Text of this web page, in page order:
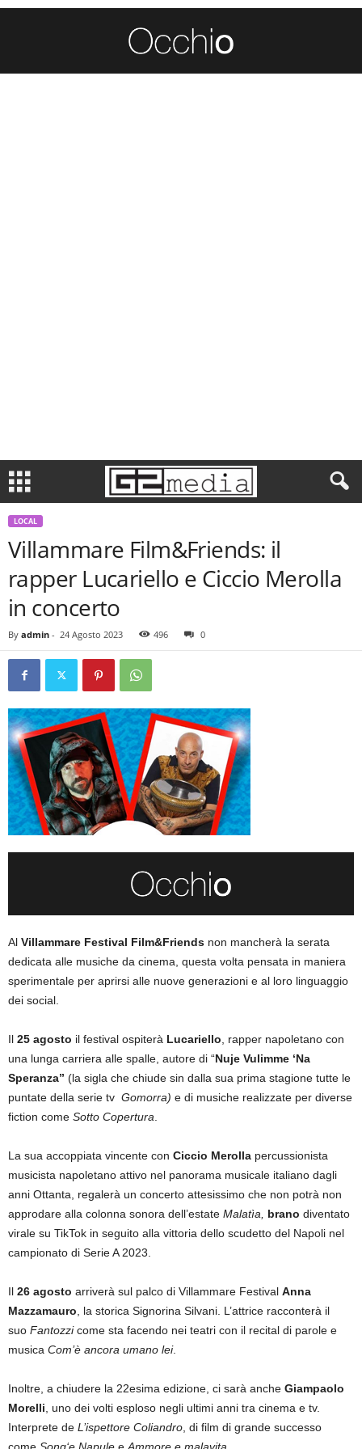
LOCAL
Villammare Film&Friends: il
rapper Lucariello e Ciccio Merolla
in concerto
By admin - 24 Agosto 2023 496 0
Al Villammare Festival Film&Friends non mancherà la serata
dedicata alle musiche da cinema, questa volta pensata in maniera
sperimentale per aprirsi alle nuove generazioni e al loro linguaggio
dei social.
Il 25 agosto il festival ospiterà Lucariello , rapper napoletano con
una lunga carriera alle spalle, autore di “Nuje Vulimme ‘Na
Speranza” (la sigla che chiude sin dalla sua prima stagione tutte le
puntate della serie tv Gomorra) e di musiche realizzate per diverse
fiction come Sotto Copertura
La sua accoppiata vincente con Ciccio Merolla percussionista
musicista napoletano attivo nel panorama musicale italiano dagli
anni Ottanta, regalerà un concerto attesissimo che non potrà non
approdare alla colonna sonora dell’estate Malatìa, brano diventato
virale su TikTok in seguito alla vittoria dello scudetto del Napoli nel
campionato di Serie A 2023.
Il 26 agosto arriverà sul palco di Villammare Festival Anna
Mazzamauro , la storica Signorina Silvani. L’attrice racconterà il
suo Fantozzicome sta facendo nei teatri con il recital di parole e
musica Com’è ancora umano lei.
Inoltre, a chiudere la 22esima edizione, ci sarà anche Giampaolo
Morelli , uno dei volti esploso negli ultimi anni tra cinema e tv.
Interprete de L’ispettore Coliandro , di film di grande successo